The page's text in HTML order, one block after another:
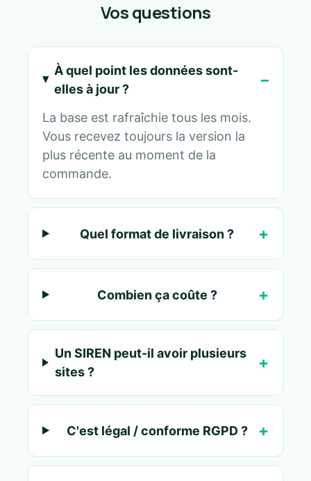
Vos questions
À quel point les données sont-
elles à jour ?
La base est rafraîchie tous les mois.
Vous recevez toujours la version la
plus récente au moment de la
commande.
Quel format de livraison ?
Combien ça coûte ?
Un SIREN peut-il avoir plusieurs
sites ?
C'est légal / conforme RGPD ?